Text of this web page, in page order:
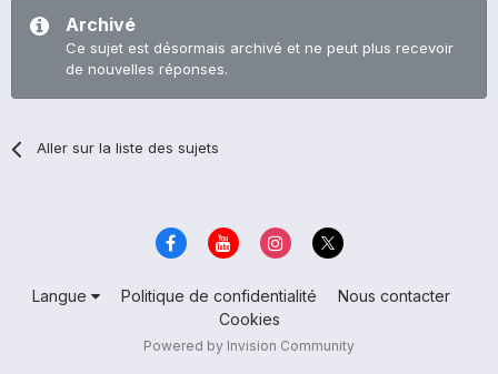
Archivé
Ce sujet est désormais archivé et ne peut plus recevoir
de nouvelles réponses.
Aller sur la liste des sujets
Langue Politique de confidentialité
Nous contacter
Cookies
Powered by Invision Community